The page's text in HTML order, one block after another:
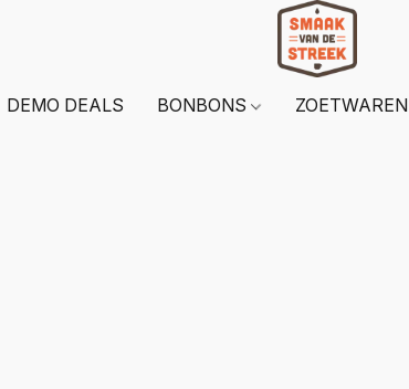
DEMO DEALS BONBONS ZOETWAREN